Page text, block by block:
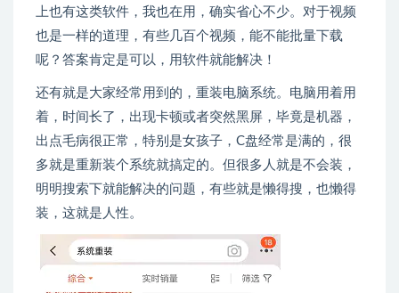
上也有这类软件，我也在用，确实省心不少。对于视频
也是一样的道理，有些几百个视频，能不能批量下载
呢？答案肯定是可以，用软件就能解决！
还有就是大家经常用到的，重装电脑系统。电脑用着用
着，时间长了，出现卡顿或者突然黑屏，毕竟是机器，
出点毛病很正常，特别是女孩子，C盘经常是满的，很
多就是重新装个系统就搞定的。但很多人就是不会装，
明明搜索下就能解决的问题，有些就是懒得搜，也懒得
装，这就是人性。